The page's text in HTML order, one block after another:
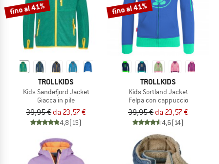
fino al 41%
TROLLKIDS
Kids Sandefjord Jacket
Giacca in pile
39,95 € da 23,57 €
4,8(15)
fino al 41%
TROLLKIDS
Kids Sortland Jacket
Felpa con cappuccio
39,95 € da 23,57 €
4,6(14)